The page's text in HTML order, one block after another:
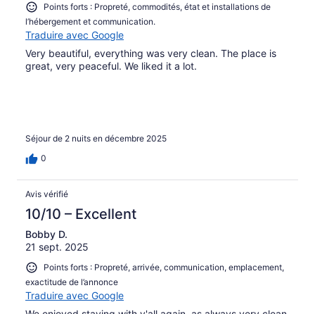
Points forts : Propreté, commodités, état et installations de
l’hébergement et communication.
Traduire avec Google
Very beautiful, everything was very clean. The place is
great, very peaceful. We liked it a lot.
Séjour de 2 nuits en décembre 2025
0
Avis vérifié
10/10 – Excellent
Bobby D.
21 sept. 2025
Points forts : Propreté, arrivée, communication, emplacement,
exactitude de l’annonce
Traduire avec Google